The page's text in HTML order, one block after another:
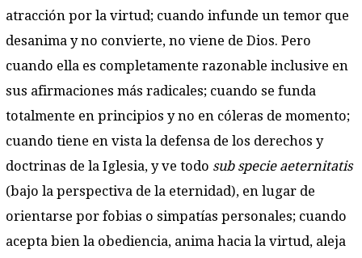
atracción por la virtud; cuando infunde un temor que
desanima y no convierte, no viene de Dios. Pero
cuando ella es completamente razonable inclusive en
sus afirmaciones más radicales; cuando se funda
totalmente en principios y no en cóleras de momento;
cuando tiene en vista la defensa de los derechos y
doctrinas de la Iglesia, y ve todo sub specie aeternitatis
(bajo la perspectiva de la eternidad), en lugar de
orientarse por fobias o simpatías personales; cuando
acepta bien la obediencia, anima hacia la virtud, aleja